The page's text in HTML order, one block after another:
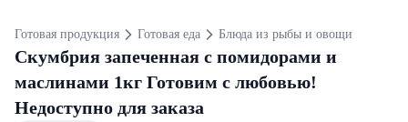
Готовая продукция Готовая еда Блюда из рыбы и овощи
Скумбрия запеченная с помидорами и
маслинами 1кг Готовим с любовью!
Недоступно для заказа